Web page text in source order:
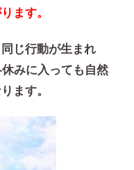
ます。
じ行動が生まれ
みに入っても自然
ます。